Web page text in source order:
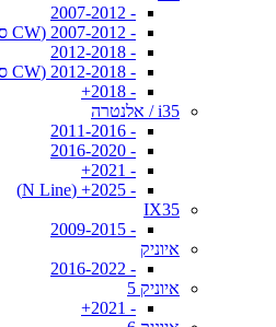
- 2007-2012
- 2007-2012 (CW סטיישן)
- 2012-2018
- 2012-2018 (CW סטיישן)
- 2018+
i35 / אלנטרה
- 2011-2016
- 2016-2020
- 2021+
- 2025+ (N Line)
IX35
- 2009-2015
איוניק
- 2016-2022
איוניק 5
- 2021+